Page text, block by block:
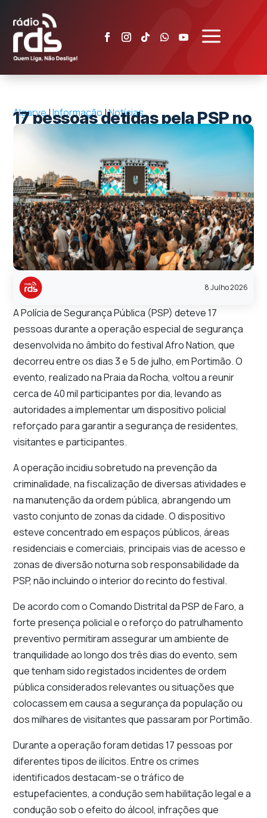
a
Algarve|Informação|Notícias
17 pessoas detidas pela PSP no
Afro Nation em Portimão
8 Julho 2026
A Polícia de Segurança Pública (PSP) deteve 17
pessoas durante a operação especial de segurança
desenvolvida no âmbito do festival Afro Nation, que
decorreu entre os dias 3 e 5 de julho, em Portimão. O
evento, realizado na Praia da Rocha, voltou a reunir
cerca de 40 mil participantes por dia, levando as
autoridades a implementar um dispositivo policial
reforçado para garantir a segurança de residentes,
visitantes e participantes.
A operação incidiu sobretudo na prevenção da
criminalidade, na fiscalização de diversas atividades e
na manutenção da ordem pública, abrangendo um
vasto conjunto de zonas da cidade. O dispositivo
esteve concentrado em espaços públicos, áreas
residenciais e comerciais, principais vias de acesso e
zonas de diversão noturna sob responsabilidade da
PSP, não incluindo o interior do recinto do festival.
De acordo com o Comando Distrital da PSP de Faro, a
forte presença policial e o reforço do patrulhamento
preventivo permitiram assegurar um ambiente de
tranquilidade ao longo dos três dias do evento, sem
que tenham sido registados incidentes de ordem
pública considerados relevantes ou situações que
colocassem em causa a segurança da população ou
dos milhares de visitantes que passaram por Portimão.
Durante a operação foram detidas 17 pessoas por
diferentes tipos de ilícitos. Entre os crimes
identificados destacam-se o tráfico de
estupefacientes, a condução sem habilitação legal e a
condução sob o efeito do álcool, infrações que